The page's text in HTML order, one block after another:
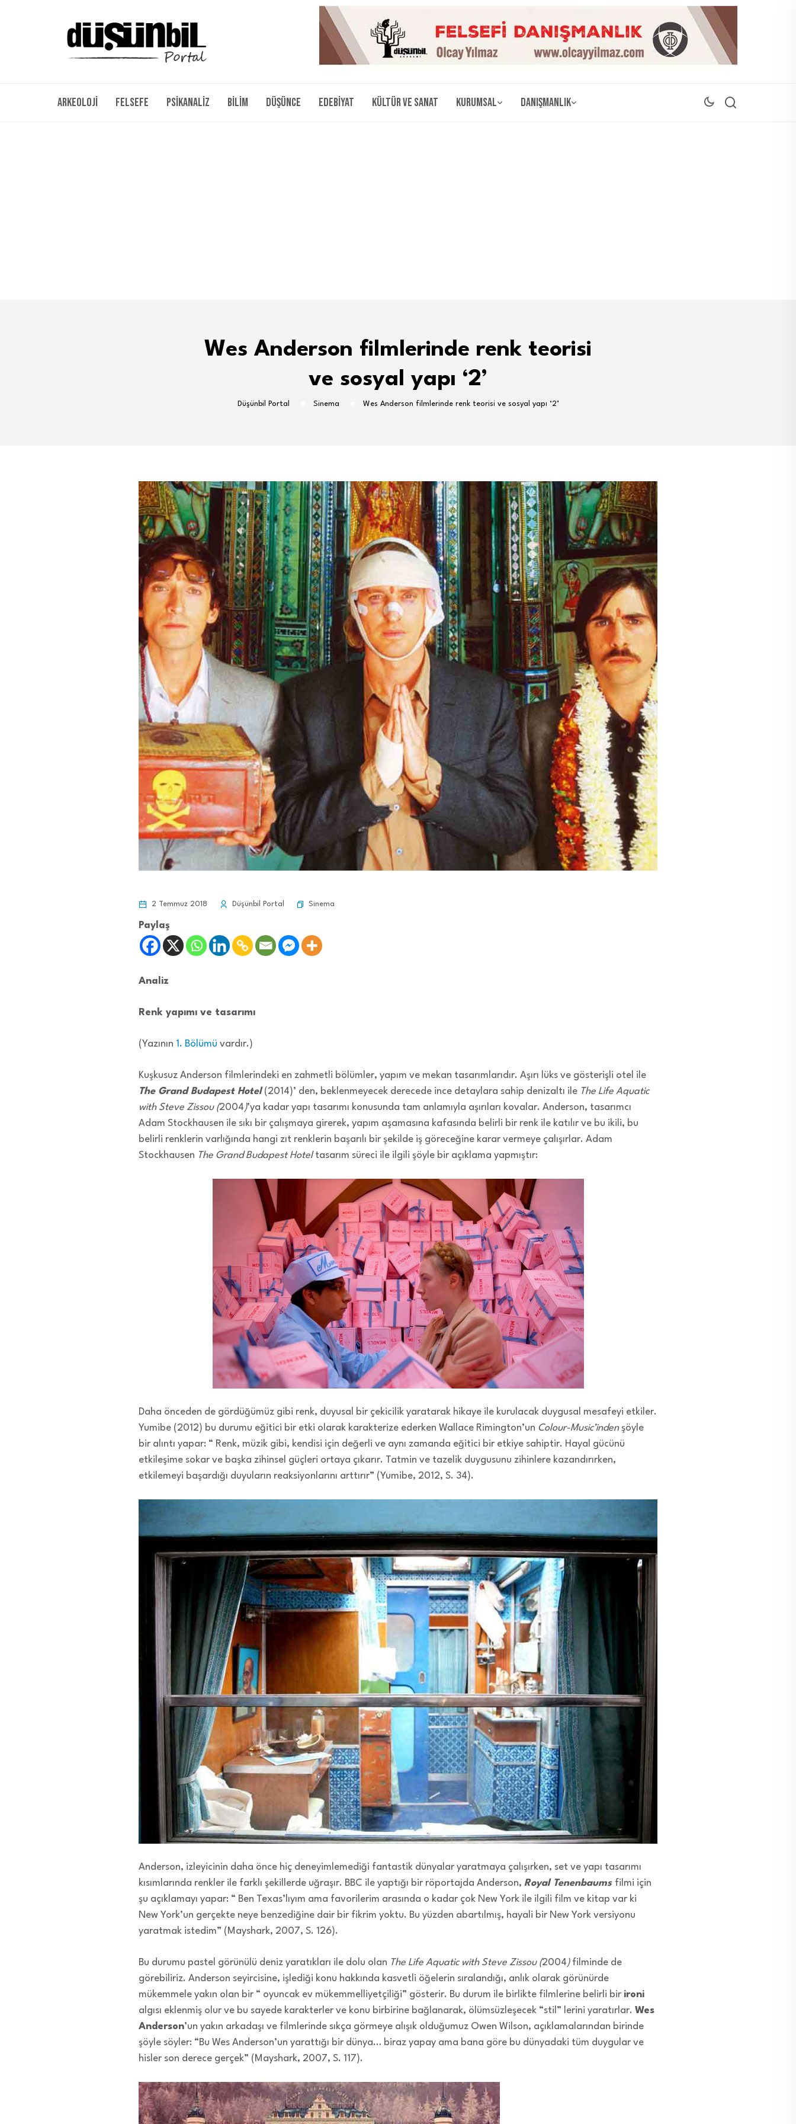
Arkeoloji Felsefe Psikanaliz Bilim Düşünce Edebiyat Kültür ve Sanat Kurumsal Danışmanlık
Wes Anderson filmlerinde renk teorisi
ve sosyal yapı ‘2’
Düşünbil Portal Sinema Wes Anderson filmlerinde renk teorisi ve sosyal yapı ‘2’
2 Temmuz 2018 Düşünbil Portal Sinema
Paylaş
Analiz
Renk yapımı ve tasarımı
(Yazının 1. Bölümü vardır.)
Kuşkusuz Anderson filmlerindeki en zahmetli bölümler, yapım ve mekan tasarımlarıdır. Aşırı lüks ve gösterişli otel ile
The Grand Budapest Hotel(2014)’ den, beklenmeyecek derecede ince detaylara sahip denizaltı ile The Life Aquatic
with Steve Zissou (2004)’ya kadar yapı tasarımı konusunda tam anlamıyla aşırıları kovalar. Anderson, tasarımcı
Adam Stockhausen ile sıkı bir çalışmaya girerek, yapım aşamasına kafasında belirli bir renk ile katılır ve bu ikili, bu
belirli renklerin varlığında hangi zıt renklerin başarılı bir şekilde iş göreceğine karar vermeye çalışırlar. Adam
Stockhausen The Grand Budapest Hoteltasarım süreci ile ilgili şöyle bir açıklama yapmıştır:
Daha önceden de gördüğümüz gibi renk, duyusal bir çekicilik yaratarak hikaye ile kurulacak duygusal mesafeyi etkiler.
Yumibe (2012) bu durumu eğitici bir etki olarak karakterize ederken Wallace Rimington’un Colour-Music’indenşöyle
bir alıntı yapar: “ Renk, müzik gibi, kendisi için değerli ve aynı zamanda eğitici bir etkiye sahiptir. Hayal gücünü
etkileşime sokar ve başka zihinsel güçleri ortaya çıkarır. Tatmin ve tazelik duygusunu zihinlere kazandırırken,
etkilemeyi başardığı duyuların reaksiyonlarını arttırır” (Yumibe, 2012, S. 34).
Anderson, izleyicinin daha önce hiç deneyimlemediği fantastik dünyalar yaratmaya çalışırken, set ve yapı tasarımı
kısımlarında renkler ile farklı şekillerde uğraşır. BBC ile yaptığı bir röportajda Anderson, Royal Tenenbaums filmi için
şu açıklamayı yapar: “ Ben Texas’lıyım ama favorilerim arasında o kadar çok New York ile ilgili film ve kitap var ki
New York’un gerçekte neye benzediğine dair bir fikrim yoktu. Bu yüzden abartılmış, hayali bir New York versiyonu
yaratmak istedim” (Mayshark, 2007, S. 126).
Bu durumu pastel görünülü deniz yaratıkları ile dolu olan The Life Aquatic with Steve Zissou (2004) filminde de
görebiliriz. Anderson seyircisine, işlediği konu hakkında kasvetli öğelerin sıralandığı, anlık olarak görünürde
mükemmele yakın olan bir “ oyuncak ev mükemmelliyetçiliği” gösterir. Bu durum ile birlikte filmlerine belirli bir ironi
algısı eklenmiş olur ve bu sayede karakterler ve konu birbirine bağlanarak, ölümsüzleşecek “stil” lerini yaratırlar. Wes
Anderson’un yakın arkadaşı ve filmlerinde sıkça görmeye alışık olduğumuz Owen Wilson, açıklamalarından birinde
şöyle söyler: “Bu Wes Anderson’un yarattığı bir dünya… biraz yapay ama bana göre bu dünyadaki tüm duygular ve
hisler son derece gerçek” (Mayshark, 2007, S. 117).